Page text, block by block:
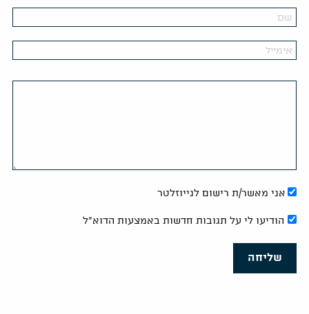
אני מאשר/ת רישום לנייוזלטר
הודיעו לי על תגובות חדשות באמצעות הדוא"ל
שליחה